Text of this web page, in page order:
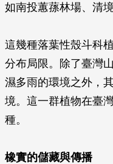
如南投蕙蓀林場、清
這幾種落葉性殼斗科
分布局限。除了臺灣
濕多雨的環境之外，
境。這一群植物在臺
種。
橡實的儲藏與傳播